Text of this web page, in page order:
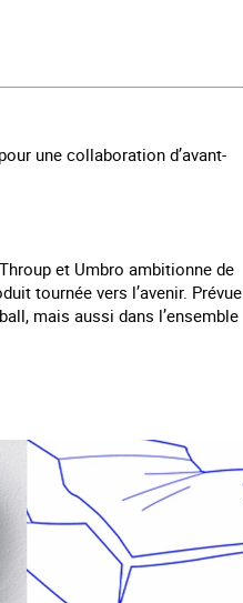
une collaboration d’avant-
et Umbro ambitionne de
tournée vers l’avenir. Prévue
mais aussi dans l’ensemble